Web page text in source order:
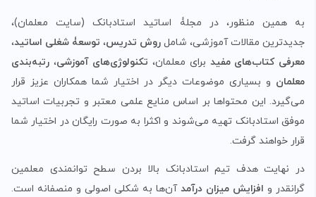
به همین منظور، در مجلۀ اساتید استادبانک (سایت معلمان)،
جدیدترین مقالات آموزشی، شامل روش‌ تدریس، توسعۀ شغلی اساتید،
معرفی کتاب‌های مفید برای معلمان، تکنولوژی‌های آموزشی، رتبه‌بندی
معلمان و بسیاری موضوعات دیگر در اختیار شما همکاران عزیز قرار
می‌گیرد. این محتواها بر اساس منایع علمی معتبر و تجربیات اساتید
موفق استادبانک تهیه می‌شوند و اکثرا به صورت رایگان در اختیار شما
قرار خواهند گرفت.
در نهایت هدف تیم استادبانک بالا بردن سطح توانمندی معلمین
گرانقدر و افزایش میزان درآمد آن‌ها به شکلی اصولی و منصفانه است.